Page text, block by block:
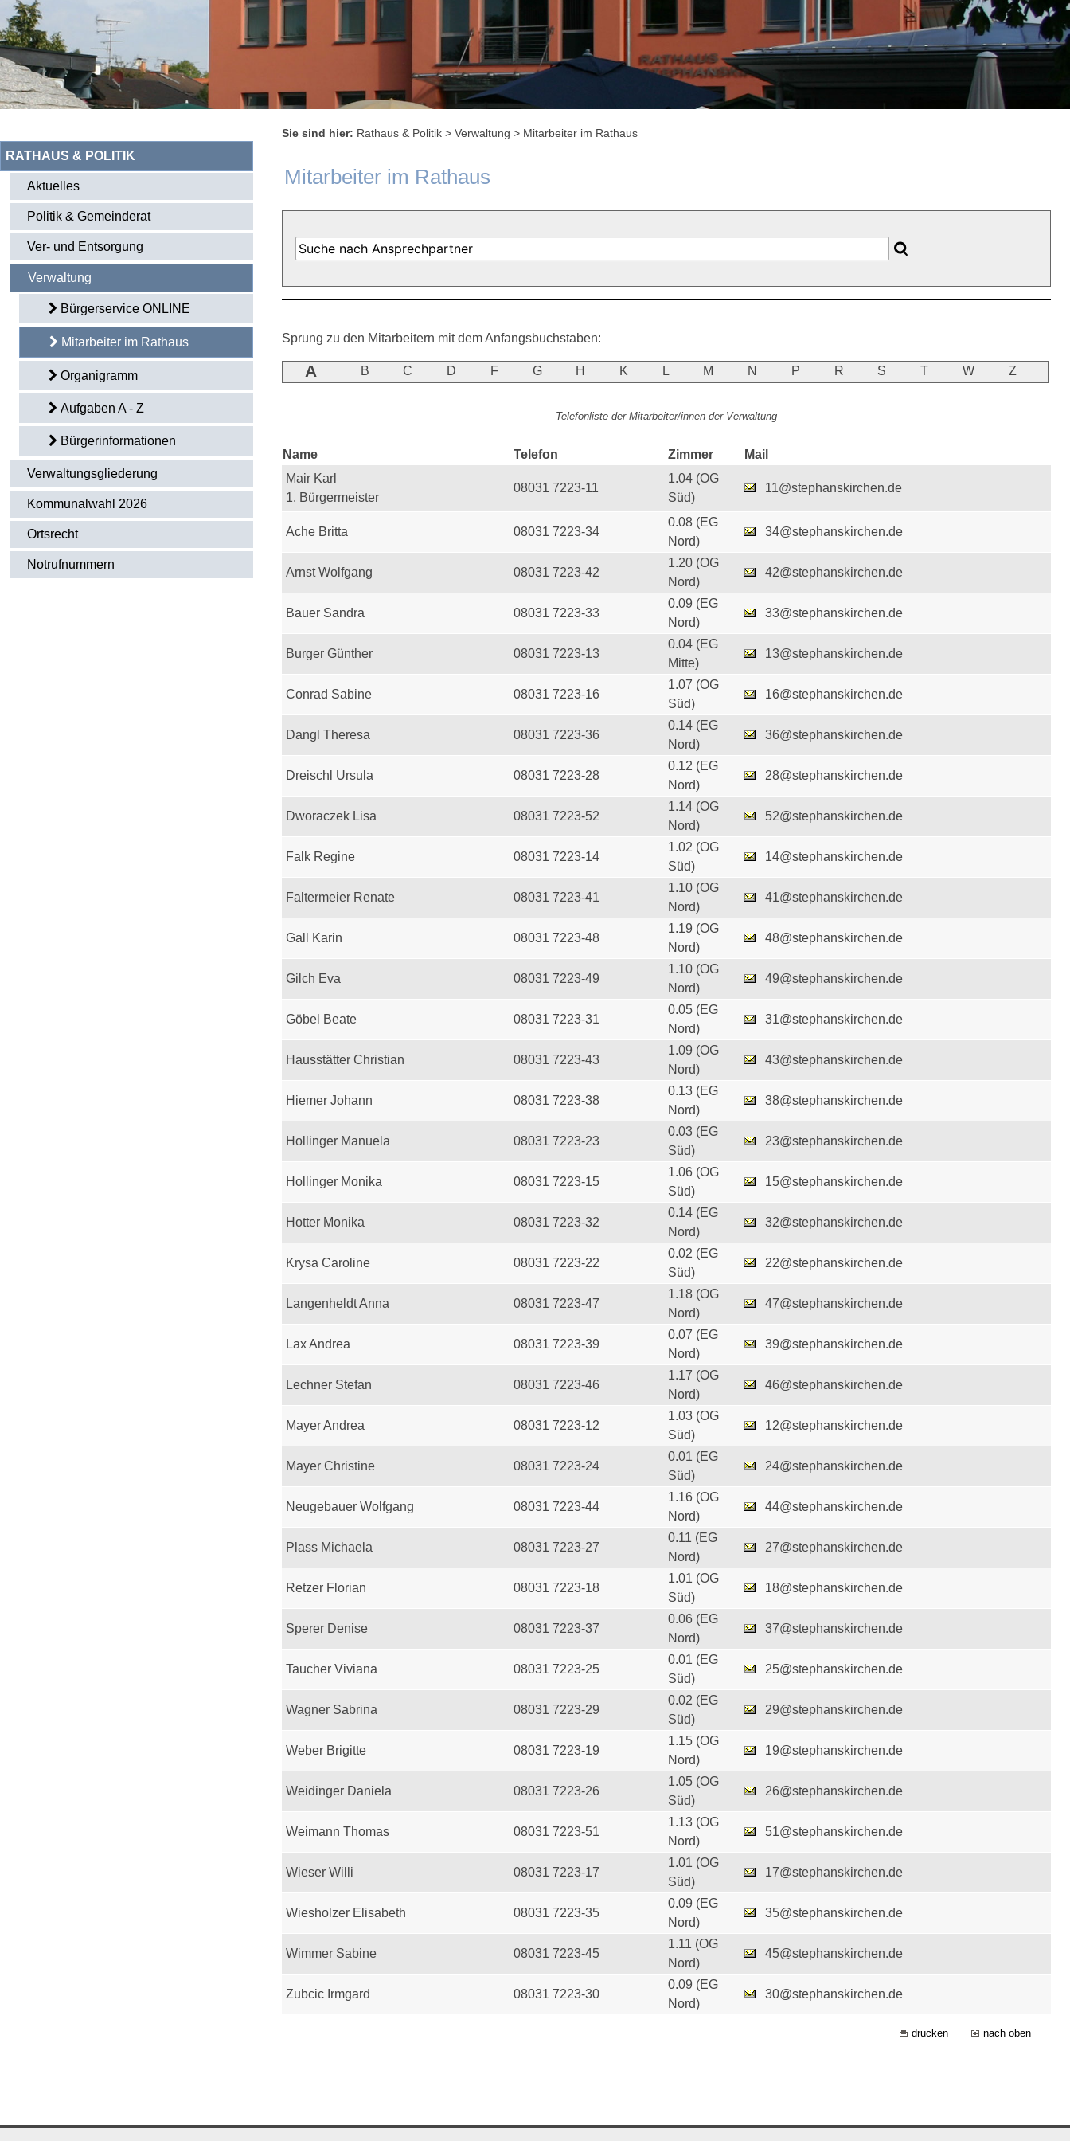
RATHAUS & POLITIK
Aktuelles
Politik & Gemeinderat
Ver- und Entsorgung
Verwaltung
Bürgerservice ONLINE
Mitarbeiter im Rathaus
Organigramm
Aufgaben A - Z
Bürgerinformationen
Verwaltungsgliederung
Kommunalwahl 2026
Ortsrecht
Notrufnummern
Sie sind hier: Rathaus & Politik > Verwaltung > Mitarbeiter im Rathaus
Mitarbeiter im Rathaus
Sprung zu den Mitarbeitern mit dem Anfangsbuchstaben:
A B C D F G H K L M N P R S T W Z
Telefonliste der Mitarbeiter/innen der Verwaltung
Name Telefon Zimmer
Mail
Mair Karl
1. Bürgermeister
08031 7223-11
1.04 (OG
Süd)
11@stephanskirchen.de
Ache Britta 08031 7223-34
0.08 (EG
Nord)
34@stephanskirchen.de
Arnst Wolfgang 08031 7223-42
1.20 (OG
Nord)
42@stephanskirchen.de
Bauer Sandra 08031 7223-33
0.09 (EG
Nord)
33@stephanskirchen.de
Burger Günther 08031 7223-13
0.04 (EG
Mitte)
13@stephanskirchen.de
Conrad Sabine 08031 7223-16
1.07 (OG
Süd)
16@stephanskirchen.de
Dangl Theresa 08031 7223-36
0.14 (EG
Nord)
36@stephanskirchen.de
Dreischl Ursula 08031 7223-28
0.12 (EG
Nord)
28@stephanskirchen.de
Dworaczek Lisa 08031 7223-52
1.14 (OG
Nord)
52@stephanskirchen.de
Falk Regine 08031 7223-14
1.02 (OG
Süd)
14@stephanskirchen.de
Faltermeier Renate 08031 7223-41
1.10 (OG
Nord)
41@stephanskirchen.de
Gall Karin 08031 7223-48
1.19 (OG
Nord)
48@stephanskirchen.de
Gilch Eva 08031 7223-49
1.10 (OG
Nord)
49@stephanskirchen.de
Göbel Beate 08031 7223-31
0.05 (EG
Nord)
31@stephanskirchen.de
Hausstätter Christian 08031 7223-43
1.09 (OG
Nord)
43@stephanskirchen.de
Hiemer Johann 08031 7223-38
0.13 (EG
Nord)
38@stephanskirchen.de
Hollinger Manuela 08031 7223-23
0.03 (EG
Süd)
23@stephanskirchen.de
Hollinger Monika 08031 7223-15
1.06 (OG
Süd)
15@stephanskirchen.de
Hotter Monika 08031 7223-32
0.14 (EG
Nord)
32@stephanskirchen.de
Krysa Caroline 08031 7223-22
0.02 (EG
Süd)
22@stephanskirchen.de
Langenheldt Anna 08031 7223-47
1.18 (OG
Nord)
47@stephanskirchen.de
Lax Andrea 08031 7223-39
0.07 (EG
Nord)
39@stephanskirchen.de
Lechner Stefan 08031 7223-46
1.17 (OG
Nord)
46@stephanskirchen.de
Mayer Andrea 08031 7223-12
1.03 (OG
Süd)
12@stephanskirchen.de
Mayer Christine 08031 7223-24
0.01 (EG
Süd)
24@stephanskirchen.de
Neugebauer Wolfgang 08031 7223-44
1.16 (OG
Nord)
44@stephanskirchen.de
Plass Michaela 08031 7223-27
0.11 (EG
Nord)
27@stephanskirchen.de
Retzer Florian 08031 7223-18
1.01 (OG
Süd)
18@stephanskirchen.de
Sperer Denise 08031 7223-37
0.06 (EG
Nord)
37@stephanskirchen.de
Taucher Viviana 08031 7223-25
0.01 (EG
Süd)
25@stephanskirchen.de
Wagner Sabrina 08031 7223-29
0.02 (EG
Süd)
29@stephanskirchen.de
Weber Brigitte 08031 7223-19
1.15 (OG
Nord)
19@stephanskirchen.de
Weidinger Daniela 08031 7223-26
1.05 (OG
Süd)
26@stephanskirchen.de
Weimann Thomas 08031 7223-51
1.13 (OG
Nord)
51@stephanskirchen.de
Wieser Willi 08031 7223-17
1.01 (OG
Süd)
17@stephanskirchen.de
Wiesholzer Elisabeth 08031 7223-35
0.09 (EG
Nord)
35@stephanskirchen.de
Wimmer Sabine 08031 7223-45
1.11 (OG
Nord)
45@stephanskirchen.de
Zubcic Irmgard 08031 7223-30
0.09 (EG
Nord)
30@stephanskirchen.de
drucken nach oben